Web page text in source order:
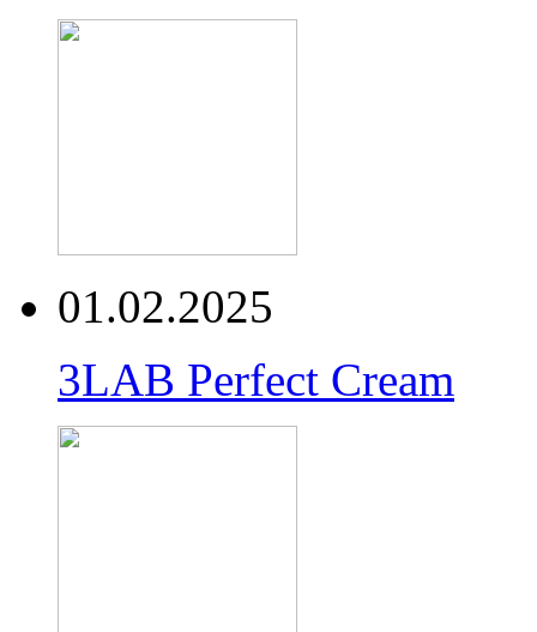
01.02.2025
3LAB Perfect Cream